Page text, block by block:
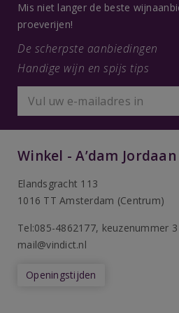
Mis niet langer de beste
proeverijen!
De scherpste aanbiedingen
Handige wijn en spijs tips
Winkel - A’dam Jordaan
Elandsgracht 113
1016 TT Amsterdam (Centrum)
Tel:085-4862177, keuzenummer 3
mail@vindict.nl
Openingstijden